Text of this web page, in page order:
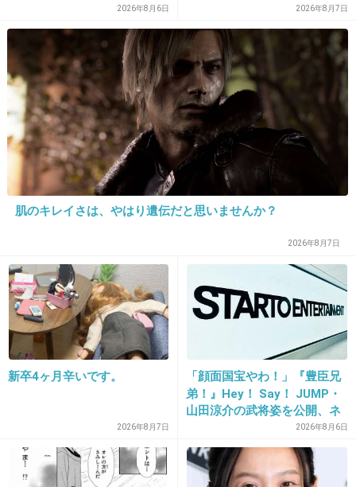
27. 匿名 2013/04/25(木) 16:38:06
6時間ならまだわかるけど･･･
+15
28. 匿名 2013/04/25(木) 16:38:59
ゲストがジャニのオンパレードとかは、やめて
くださいね
さすがだね、総務省の上層部の御子息は
+35
2026年8月6日 2026年8月7日
肌のキレイさは、やはり遺伝だと思いませんか？
2026年8月7日
新卒4ヶ月辛いです。
2026年8月7日
「顔面国宝やわ！」『豊臣兄
弟！』Hey！ Say！ JUMP・
山田涼介の武将姿を公開、ネ
ット歓喜「ビジュ良すぎん」
「こんな美しい秀次は初め
て」
2026年8月6日